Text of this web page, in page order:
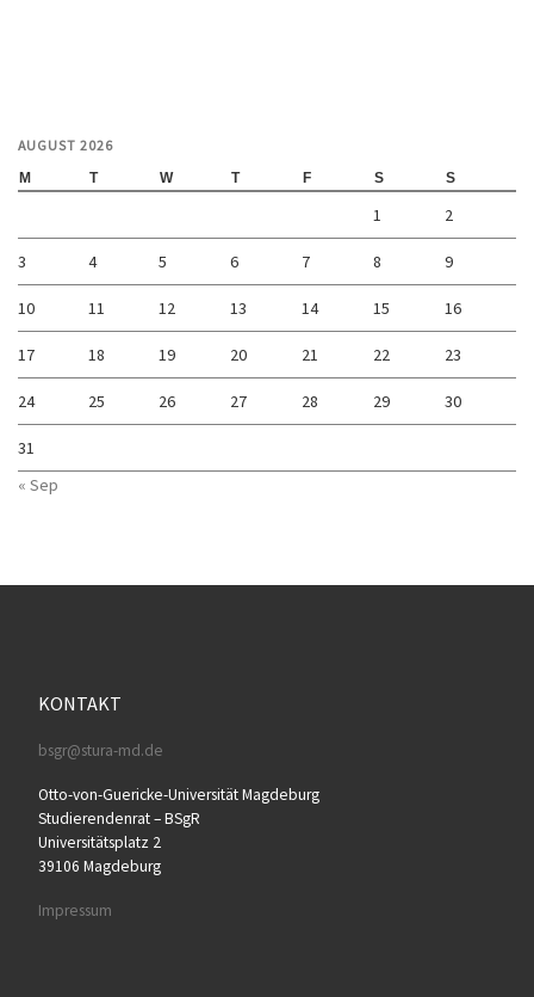
AUGUST 2026
M T W T F S S
1 2
3 4 5 6 7 8 9
10 11 12 13 14 15 16
17 18 19 20 21 22 23
24 25 26 27 28 29 30
31
« Sep
KONTAKT
bsgr@stura-md.de
Otto-von-Guericke-Universität Magdeburg
Studierendenrat – BSgR
Universitätsplatz 2
39106 Magdeburg
Impressum